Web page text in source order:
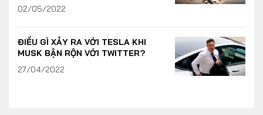
02/05/2022
ĐIỀU GÌ XẢY RA VỚI TESLA KHI
MUSK BẬN RỘN VỚI TWITTER?
27/04/2022